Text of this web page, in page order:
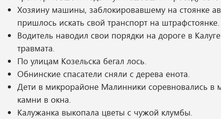
Хозяину машины, заблокировавшему на стоянке
пришлось искать свой транспорт на штрафстоянке.
Водитель наводил свои порядки на дороге в
травмата.
По улицам Козельска бегал лось.
Обнинские спасатели сняли с дерева енота.
Дети в микрорайоне Малинники соревновались в
камни в окна.
Калужанка выкопала цветы с чужой клумбы.